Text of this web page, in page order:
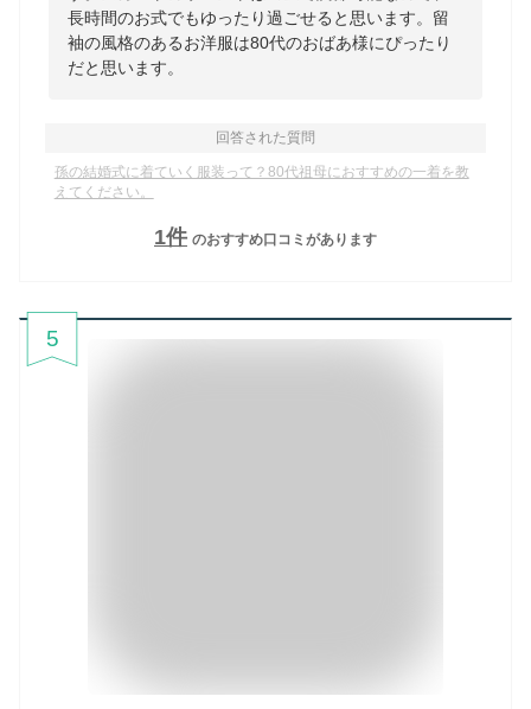
長時間のお式でもゆったり過ごせると思います。留
袖の風格のあるお洋服は80代のおばあ様にぴったり
だと思います。
回答された質問
孫の結婚式に着ていく服装って？80代祖母におすすめの一着を教
えてください。
1件 のおすすめ口コミがあります
5